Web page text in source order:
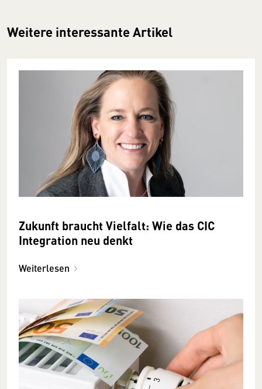
Weitere interessante Artikel
Zukunft braucht Vielfalt: Wie das CIC
Integration neu denkt
Weiterlesen